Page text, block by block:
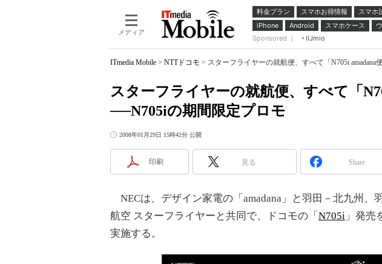
メディア
料金プラン スマホお得情報 スマホ
iPhone
Android スマホケース
Sponsored ｜
IIJmio
ITmedia Mobile > NTTドコモ > スターフライヤーの就航便、すべて「N705i
スターフライヤーの就航便、すべて「
──N705iの期間限定プロモ
2008年01月29日 15時42分 公開
印刷 見る Share
NECは、デザイン家電の「amadana」と羽田－北九州、
航空 スターフライヤーと共同で、ドコモの「 N705i 」発売
実施する。